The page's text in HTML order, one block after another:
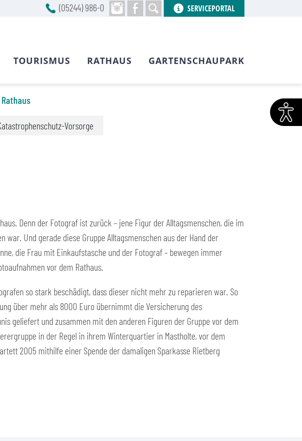
Vorsorge
Denn der Fotograf ist zurück – jene Figur der Alltagsmenschen, die im
Und gerade diese Gruppe Alltagsmenschen aus der Hand der
die Frau mit Einkaufstasche und der Fotograf – bewegen immer
vor dem Rathaus.
so stark beschädigt, dass dieser nicht mehr zu reparieren war. So
über mehr als 8000 Euro übernimmt die Versicherung des
geliefert und zusammen mit den anderen Figuren der Gruppe vor dem
in der Regel in ihrem Winterquartier in Mastholte, vor dem
2005 mithilfe einer Spende der damaligen Sparkasse Rietberg
(05244) 986-0 SERVICEPORTAL
TOURISMUS RATHAUS GARTENSCHAUPARK